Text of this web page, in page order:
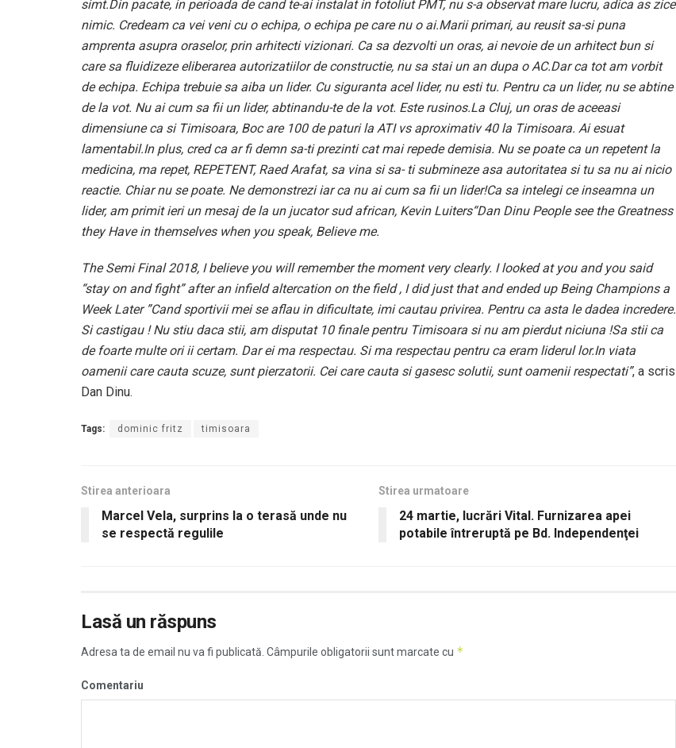
simt.Din pacate, in perioada de cand te-ai instalat in fotoliut PMT, nu s-a observat mare lucru, adica as zice
nimic. Credeam ca vei veni cu o echipa, o echipa pe care nu o ai.Marii primari, au reusit sa-si puna
amprenta asupra oraselor, prin arhitecti vizionari. Ca sa dezvolti un oras, ai nevoie de un arhitect bun si
care sa fluidizeze eliberarea autorizatiilor de constructie, nu sa stai un an dupa o AC.Dar ca tot am vorbit
de echipa. Echipa trebuie sa aiba un lider. Cu siguranta acel lider, nu esti tu. Pentru ca un lider, nu se abtine
de la vot. Nu ai cum sa fii un lider, abtinandu-te de la vot. Este rusinos.La Cluj, un oras de aceeasi
dimensiune ca si Timisoara, Boc are 100 de paturi la ATI vs aproximativ 40 la Timisoara. Ai esuat
lamentabil.In plus, cred ca ar fi demn sa-ti prezinti cat mai repede demisia. Nu se poate ca un repetent la
medicina, ma repet, REPETENT, Raed Arafat, sa vina si sa- ti submineze asa autoritatea si tu sa nu ai nicio
reactie. Chiar nu se poate. Ne demonstrezi iar ca nu ai cum sa fii un lider!Ca sa intelegi ce inseamna un
lider, am primit ieri un mesaj de la un jucator sud african, Kevin Luiters“Dan Dinu People see the Greatness
they Have in themselves when you speak, Believe me.
The Semi Final 2018, I believe you will remember the moment very clearly. I looked at you and you said
“stay on and fight” after an infield altercation on the field , I did just that and ended up Being Champions a
Week Later ”Cand sportivii mei se aflau in dificultate, imi cautau privirea. Pentru ca asta le dadea incredere.
Si castigau ! Nu stiu daca stii, am disputat 10 finale pentru Timisoara si nu am pierdut niciuna !Sa stii ca
de foarte multe ori ii certam. Dar ei ma respectau. Si ma respectau pentru ca eram liderul lor.In viata
oamenii care cauta scuze, sunt pierzatorii. Cei care cauta si gasesc solutii, sunt oamenii respectati”, a scris
Dan Dinu.
Tags: dominic fritz timisoara
Stirea anterioara
Marcel Vela, surprins la o terasă unde nu
se respectă regulile
Stirea urmatoare
24 martie, lucrări Vital. Furnizarea apei
potabile întreruptă pe Bd. Independenţei
Lasă un răspuns
Adresa ta de email nu va fi publicată. Câmpurile obligatorii sunt marcate cu *
Comentariu